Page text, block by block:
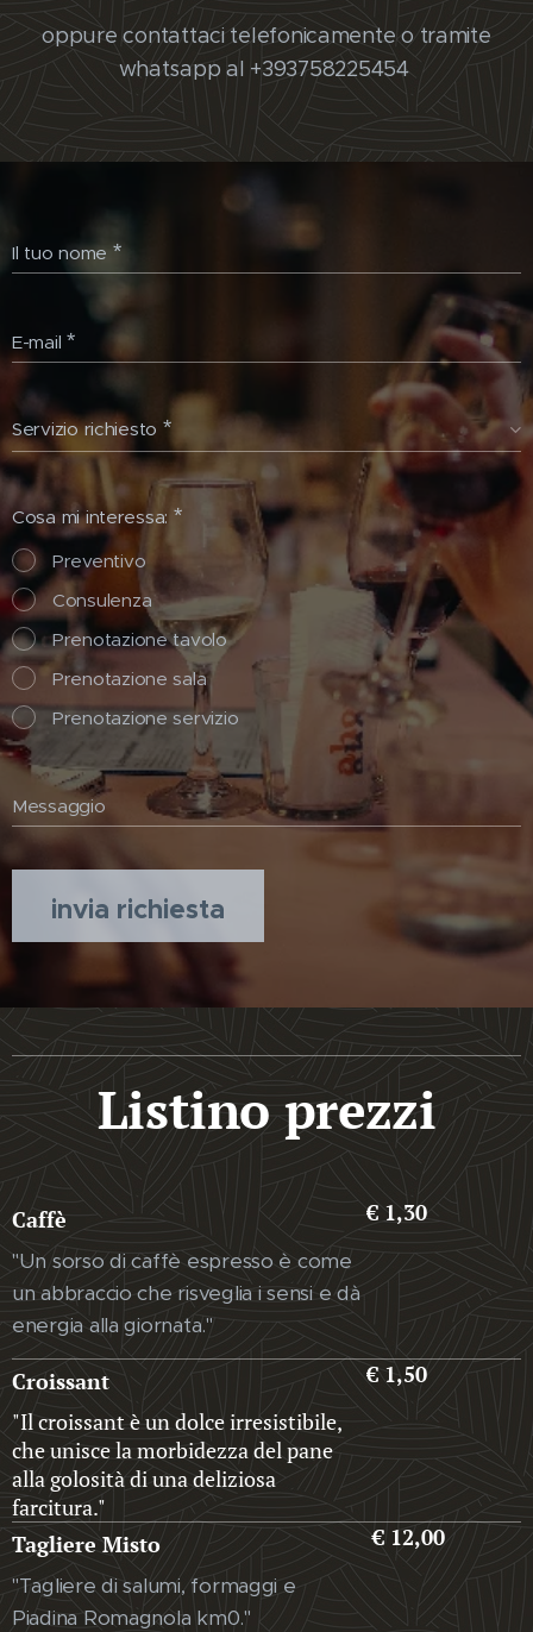
oppure contattaci telefonicamente o tramite
whatsapp al +393758225454
Il tuo nome
E-mail
Servizio richiesto
Cosa mi interessa:
Preventivo
Consulenza
Prenotazione tavolo
Prenotazione sala
Prenotazione servizio
Messaggio
invia richiesta
Listino prezzi
Caffè
"Un sorso di caffè espresso è come
un abbraccio che risveglia i sensi e dà
energia alla giornata."
€ 1,30
Croissant
"Il croissant è un dolce irresistibile,
che unisce la morbidezza del pane
alla golosità di una deliziosa
farcitura."
€ 1,50
Tagliere Misto
"Tagliere di salumi, formaggi e
Piadina Romagnola km0."
€ 12,00